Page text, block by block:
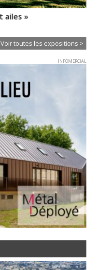
ailes »
Voir toutes les expositions >
INFOMERCIAL